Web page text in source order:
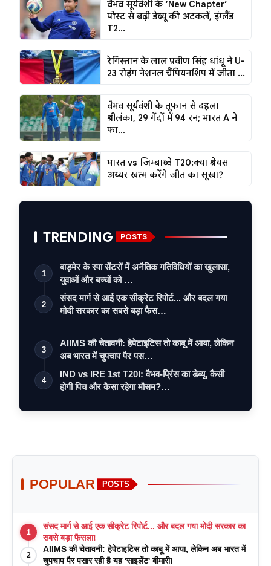
वैभव सूर्यवंशी के ‘New Chapter’
पोस्ट से बढ़ी डेब्यू की अटकलें, इंग्लैंड
T2...
रेगिस्तान के लाल प्रवीण सिंह धांधू ने U-
23 रोइंग नेशनल चैंपियनशिप में जीता ...
वैभव सूर्यवंशी के तूफान से दहला
श्रीलंका, 29 गेंदों में 94 रन; भारत A ने
फा...
भारत vs जिम्बाब्वे T20:क्या श्रेयस
अय्यर खत्म करेंगे जीत का सूखा?
TRENDING POSTS
1
बाड़मेर के स्पा सेंटरों में अनैतिक गतिविधियों का खुलासा,
युवाओं और बच्चों को …
2
संसद मार्ग से आई एक सीक्रेट रिपोर्ट... और बदल गया
मोदी सरकार का सबसे बड़ा फैस…
3
AIIMS की चेतावनी: हेपेटाइटिस तो काबू में आया, लेकिन
अब भारत में चुपचाप पैर पस…
4
IND vs IRE 1st T20I: वैभव-प्रिंस का डेब्यू, कैसी
होगी पिच और कैसा रहेगा मौसम?…
POPULAR POSTS
1
संसद मार्ग से आई एक सीक्रेट रिपोर्ट... और बदल गया मोदी सरकार का
सबसे बड़ा फैसला!
2
AIIMS की चेतावनी: हेपेटाइटिस तो काबू में आया, लेकिन अब भारत में
चुपचाप पैर पसार रही है यह 'साइलेंट' बीमारी!